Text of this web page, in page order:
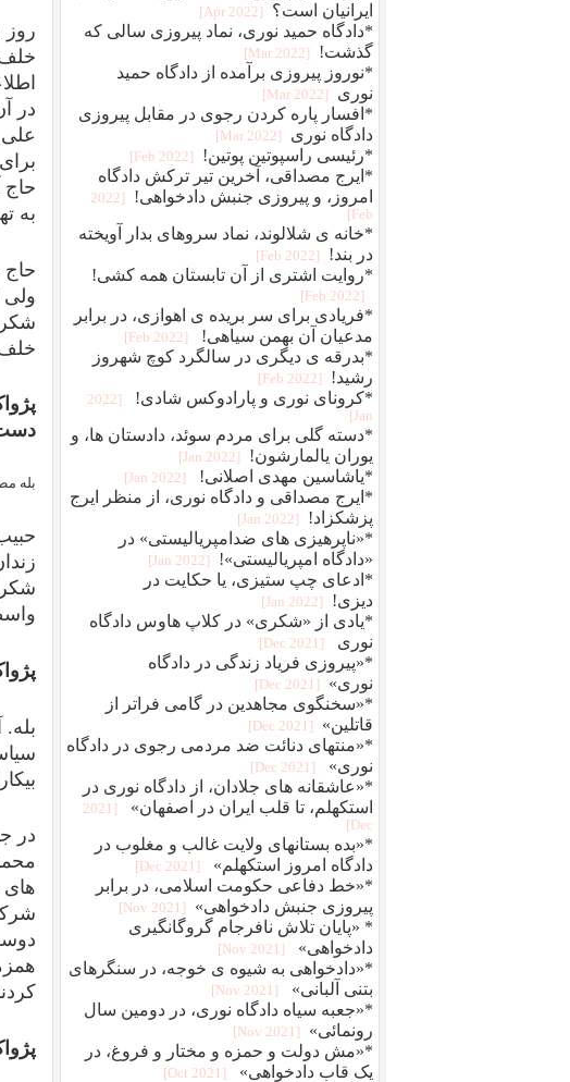
روز
در
حاج
به
حاج
ولی
دست
بله
بیکاران
در
های
ایرانیان است؟
[2022 Apr]
*دادگاه حمید نوری، نماد پیروزی سالی که
گذشت!
[2022 Mar]
*نوروز پیروزی برآمده از دادگاه حمید
نوری
[2022 Mar]
*افسار پاره کردن رجوی در مقابل پیروزی
دادگاه نوری
[2022 Mar]
*رئیسی راسپوتین پوتین! [2022 Feb]
*ایرج مصداقی، آخرین تیر ترکش دادگاه
امروز، و پیروزی جنبش دادخواهی!
[2022
Feb]
*خانه ی شلالوند، نماد سروهای بدار آویخته
در بند!
[2022 Feb]
*روایت اشتری از آن تابستان همه کشی!
[2022 Feb]
*فریادی برای سر بریده ی اهوازی، در برابر
مدعیان آن بهمن سیاهی!
[2022 Feb]
*بدرقه ی دیگری در سالگرد کوچ شهروز
رشید!
[2022 Feb]
*کرونای نوری و پارادوکس شادی!
[2022
Jan]
*دسته گلی برای مردم سوئد، دادستان ها، و
یوران یالمارشون!
[2022 Jan]
*یاشاسین مهدی اصلانی! [2022 Jan]
*ایرج مصداقی و دادگاه نوری، از منظر ایرج
پزشکزاد!
[2022 Jan]
*«ناپرهیزی های ضدامپریالیستی» در
«دادگاه امپریالیستی»!
[2022 Jan]
*ادعای چپ ستیزی، یا حکایت در
دیزی!
[2022 Jan]
*یادی از «شکری» در کلاپ هاوس دادگاه
نوری
[2021 Dec]
*«پیروزی فریاد زندگی در دادگاه
نوری»
[2021 Dec]
*«سخنگوی مجاهدین در گامی فراتر از
قاتلین»
[2021 Dec]
*«منتهای دنائت ضد مردمی رجوی در دادگاه
نوری»
[2021 Dec]
*«عاشقانه های جلادان، از دادگاه نوری در
استکهلم، تا قلب ایران در اصفهان»
[2021
Dec]
*«بده بستانهای ولایت غالب و مغلوب در
دادگاه امروز استکهلم»
[2021 Dec]
*«خط دفاعی حکومت اسلامی، در برابر
پیروزی جنبش دادخواهی»
[2021 Nov]
* «پایان تلاش نافرجام گروگانگیری
دادخواهی»
[2021 Nov]
*«دادخواهی به شیوه ی خوجه، در سنگرهای
بتنی آلبانی»
[2021 Nov]
*«جعبه سیاه دادگاه نوری، در دومین سال
رونمائی»
[2021 Nov]
*«مش دولت و حمزه و مختار و فروغ، در
یک قاب دادخواهی»
[2021 Oct]